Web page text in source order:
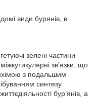
види бурянів, в
зелені частини
зв’язки, що
з подальшим
синтезу
бур’янів, а